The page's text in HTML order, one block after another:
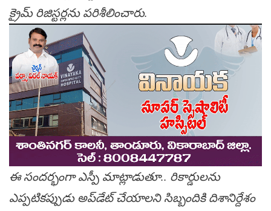
క్రైమ్ రిజిస్టర్లను పరిశీలించారు.
ఈ సందర్భంగా ఎస్పీ మాట్లాడుతూ.. రికార్డులను
ఎప్పటికప్పుడు అప్‌డేట్ చేయాలని సిబ్బందికి దిశానిర్దేశం